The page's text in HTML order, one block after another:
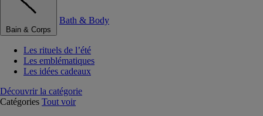
Bain & Corps
Bath & Body
Les rituels de l’été
Les emblématiques
Les idées cadeaux
Découvrir la catégorie
Catégories Tout voir